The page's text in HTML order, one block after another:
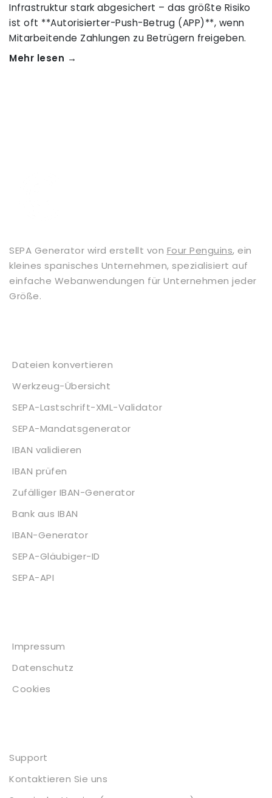
Infrastruktur stark abgesichert – das größte Risiko
ist oft **Autorisierter-Push-Betrug (APP)**, wenn
Mitarbeitende Zahlungen zu Betrügern freigeben.
Mehr lesen →
SEPA Generator wird erstellt von Four Penguins, ein
kleines spanisches Unternehmen, spezialisiert auf
einfache Webanwendungen für Unternehmen jeder
Größe.
Dateien konvertieren
Werkzeug-Übersicht
SEPA-Lastschrift-XML-Validator
SEPA-Mandatsgenerator
IBAN validieren
IBAN prüfen
Zufälliger IBAN-Generator
Bank aus IBAN
IBAN-Generator
SEPA-Gläubiger-ID
SEPA-API
Impressum
Datenschutz
Cookies
Support
Kontaktieren Sie uns